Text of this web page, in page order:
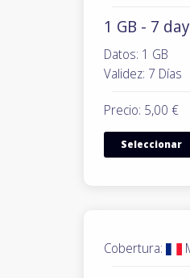
1 GB - 7
Datos: 1 GB
Validez: 7 Días
Precio: 5,00 €
Seleccionar
Cobertura: